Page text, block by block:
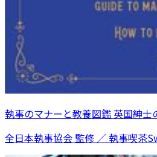
執事のマナーと教養図鑑 英国紳
全日本執事協会 監修 ／ 執事喫茶